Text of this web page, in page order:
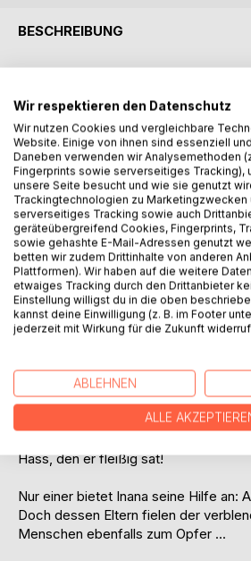
BESCHREIBUNG
Marahn hat Unvorstellbares bewirkt:
diese Welt, die nun Zuflucht bietet für
Menschen aus allen Völkern der Erde.
er zahlt, ist hoch.
Dem ausgedünnten Volk droht vor
Wissen verloren zu gehen. So gibt
später Hagar, Marahns Gefährtin,
in die Obhut Ta-Laons. Als Oban
zählt er längst mehrere junge
Schülern und da Marahn verschollen
der Pflicht, sein Wissen und Können
ist "nur" ein normaler Mensch. Das
einzigartig auf ganz Aroda, sondern
Feuer. Denn der brachte seine
Hass, den er fleißig sät!
Nur einer bietet Inana seine Hilfe an:
Doch dessen Eltern fielen der
Menschen ebenfalls zum Opfer ...
Wir respektieren den Datenschutz
Wir nutzen Cookies und vergleichbare
Website. Einige von ihnen sind essenziell
Daneben verwenden wir Analysemethoden
Fingerprints sowie serverseitiges Tracking),
unsere Seite besucht und wie sie genutzt
Trackingtechnologien zu Marketingzwecken
serverseitiges Tracking sowie auch
geräteübergreifend Cookies, Fingerprints,
sowie gehashte E-Mail-Adressen genutzt
betten wir zudem Drittinhalte von anderen
Plattformen). Wir haben auf die weitere
etwaiges Tracking durch den Drittanbieter
Einstellung willigst du in die oben
kannst deine Einwilligung (z. B. im Footer
jederzeit mit Wirkung für die Zukunft
ABLEHNEN
ALLE